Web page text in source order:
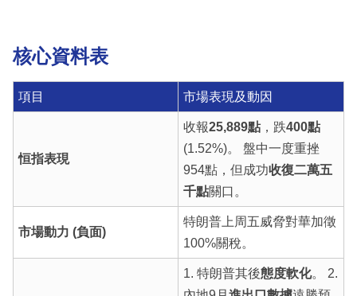
核心資料表
項目 市場表現及動因
恒指表現
收報25,889點，跌400點
(1.52%)。 盤中一度重挫
954點，但成功收復二萬五
千點關口。
市場動力 (負面)
特朗普上周五威脅對華加徵
100%關稅。
1. 特朗普其後態度軟化。 2.